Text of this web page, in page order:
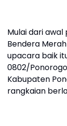
Mulai dari
Bendera
upacara baik
0802/
Kabupaten
rangkaian